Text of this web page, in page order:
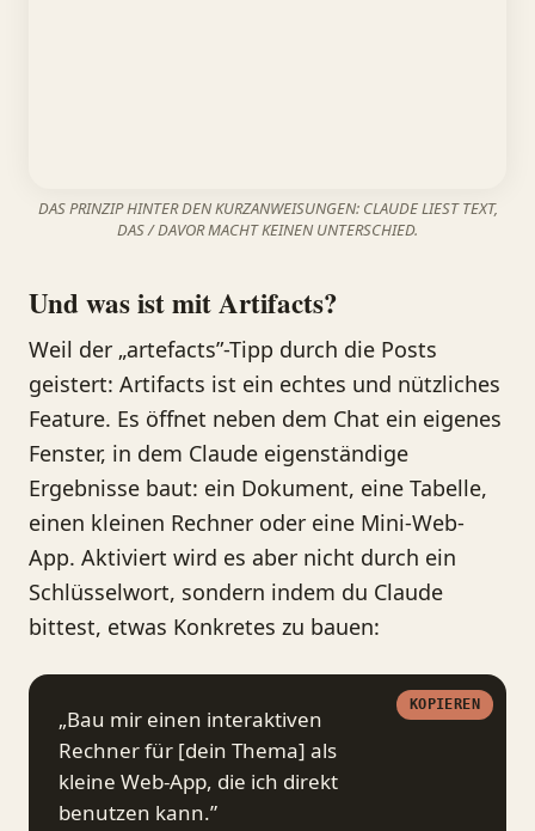
DAS PRINZIP HINTER DEN KURZANWEISUNGEN: CLAUDE LIEST TEXT,
DAS / DAVOR MACHT KEINEN UNTERSCHIED.
Und was ist mit Artifacts?
Weil der „artefacts”-Tipp durch die Posts
geistert: Artifacts ist ein echtes und nützliches
Feature. Es öffnet neben dem Chat ein eigenes
Fenster, in dem Claude eigenständige
Ergebnisse baut: ein Dokument, eine Tabelle,
einen kleinen Rechner oder eine Mini-Web-
App. Aktiviert wird es aber nicht durch ein
Schlüsselwort, sondern indem du Claude
bittest, etwas Konkretes zu bauen:
KOPIEREN
„Bau mir einen interaktiven
Rechner für [dein Thema] als
kleine Web-App, die ich direkt
benutzen kann.”